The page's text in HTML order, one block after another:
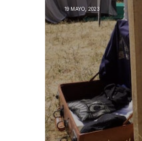
19 MAYO, 2023